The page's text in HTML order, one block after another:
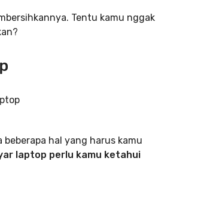
Tentu kamu nggak
hal yang harus kamu
laptop perlu kamu ketahui